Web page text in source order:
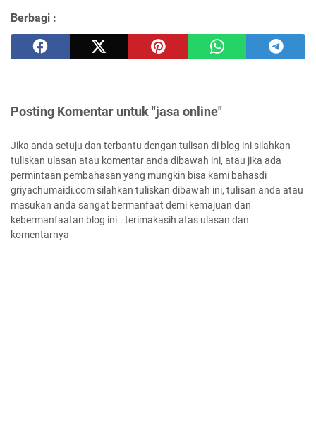
Berbagi :
Posting Komentar untuk "jasa online"
Jika anda setuju dan terbantu dengan tulisan di blog ini silahkan
tuliskan ulasan atau komentar anda dibawah ini, atau jika ada
permintaan pembahasan yang mungkin bisa kami bahasdi
griyachumaidi.com silahkan tuliskan dibawah ini, tulisan anda atau
masukan anda sangat bermanfaat demi kemajuan dan
kebermanfaatan blog ini.. terimakasih atas ulasan dan
komentarnya